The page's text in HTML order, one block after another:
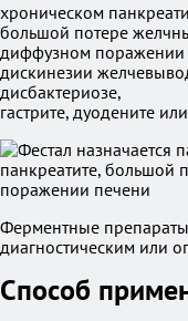
хроническом
большой потере
диффузном поражении
дискинезии
дисбактериозе,
гастрите, дуодените
Ферментные препараты
диагностическим или
Способ